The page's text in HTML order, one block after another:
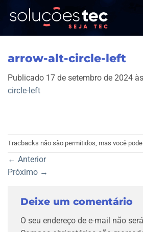
arrow-alt-circle-left
Publicado 17 de setembro de 2024 às
circle-left
Tracbacks não são permitidos, mas você pode
← Anterior
Próximo →
Deixe um comentário
O seu endereço de e-mail não